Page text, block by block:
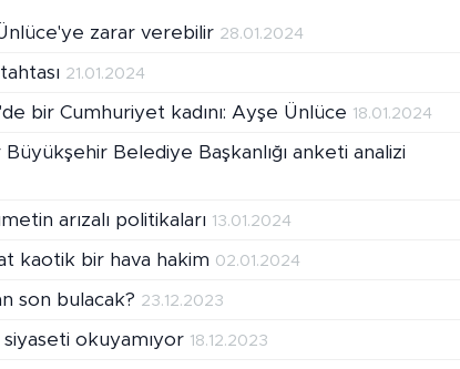
zarar verebilir 28.01.2024
21.01.2024
bir Cumhuriyet kadını: Ayşe Ünlüce 18.01.2024
Belediye Başkanlığı anketi analizi
arızalı politikaları 13.01.2024
kaotik bir hava hakim 02.01.2024
son bulacak? 23.12.2023
okuyamıyor 18.12.2023